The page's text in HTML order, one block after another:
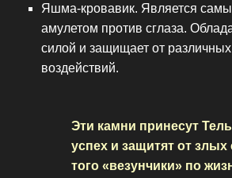
Яшма-кровавик. Является
амулетом против сглаза.
силой и защищает от
воздействий.
Эти камни принесут
успех и защитят от злых
того «везунчики» по